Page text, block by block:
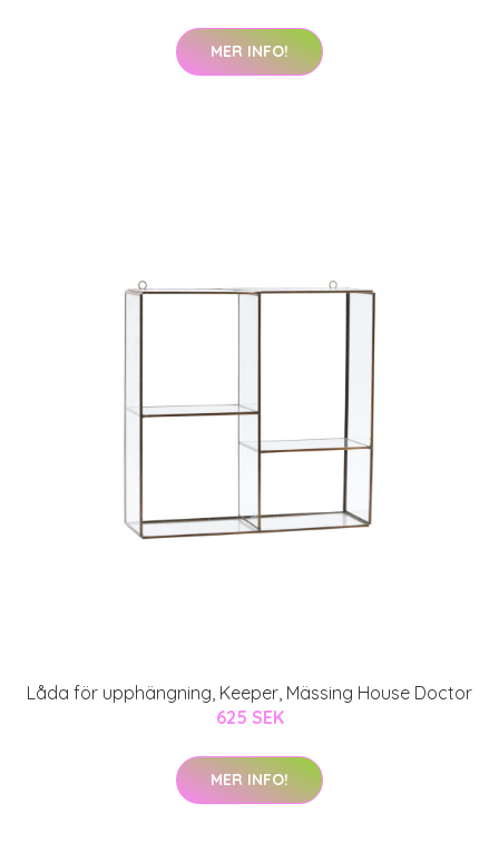
MER INFO!
Låda för upphängning, Keeper, Mässing House Doctor
625 SEK
MER INFO!